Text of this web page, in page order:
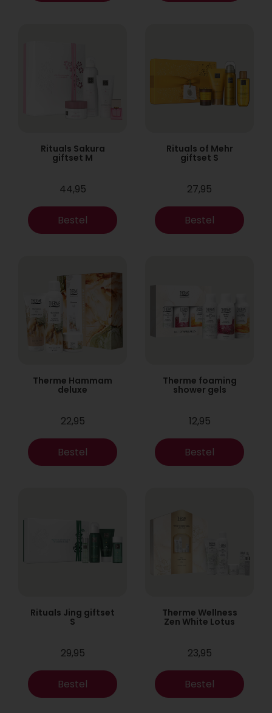
Rituals Sakura
giftset M
44,95
Bestel
Rituals of Mehr
giftset S
27,95
Bestel
Therme Hammam
deluxe
22,95
Bestel
Therme foaming
shower gels
12,95
Bestel
Rituals Jing giftset
S
29,95
Bestel
Therme Wellness
Zen White Lotus
23,95
Bestel